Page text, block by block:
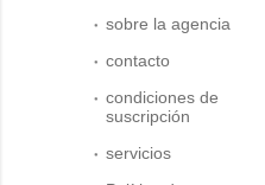
sobre la agencia
contacto
condiciones de
suscripción
servicios